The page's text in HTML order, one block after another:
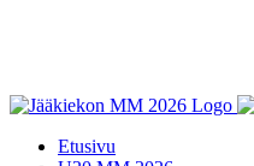
Etusivu